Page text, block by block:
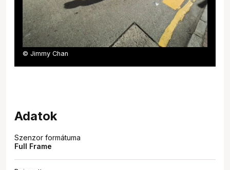
© Jimmy Chan
Adatok
Szenzor formátuma
Full Frame